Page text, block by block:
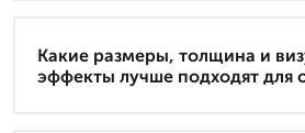
Какие размеры, толщина и
эффекты лучше подходят для